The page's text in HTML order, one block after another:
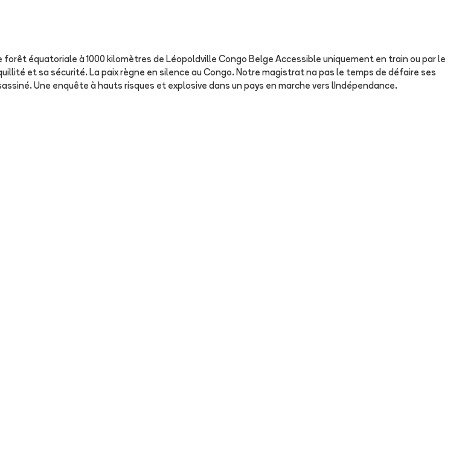
équatoriale à 1000 kilomètres de Léopoldville Congo Belge Accessible uniquement en train ou par le
et sa sécurité. La paix règne en silence au Congo. Notre magistrat na pas le temps de défaire ses
Une enquête à hauts risques et explosive dans un pays en marche vers lIndépendance.